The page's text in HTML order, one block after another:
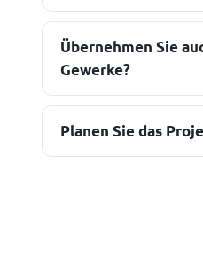
Übernehmen Sie
Gewerke?
Planen Sie das